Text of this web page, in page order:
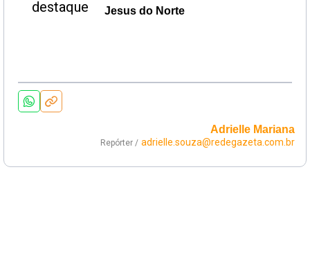
Jesus do Norte
Adrielle Mariana
Repórter / adrielle.souza@redegazeta.com.br